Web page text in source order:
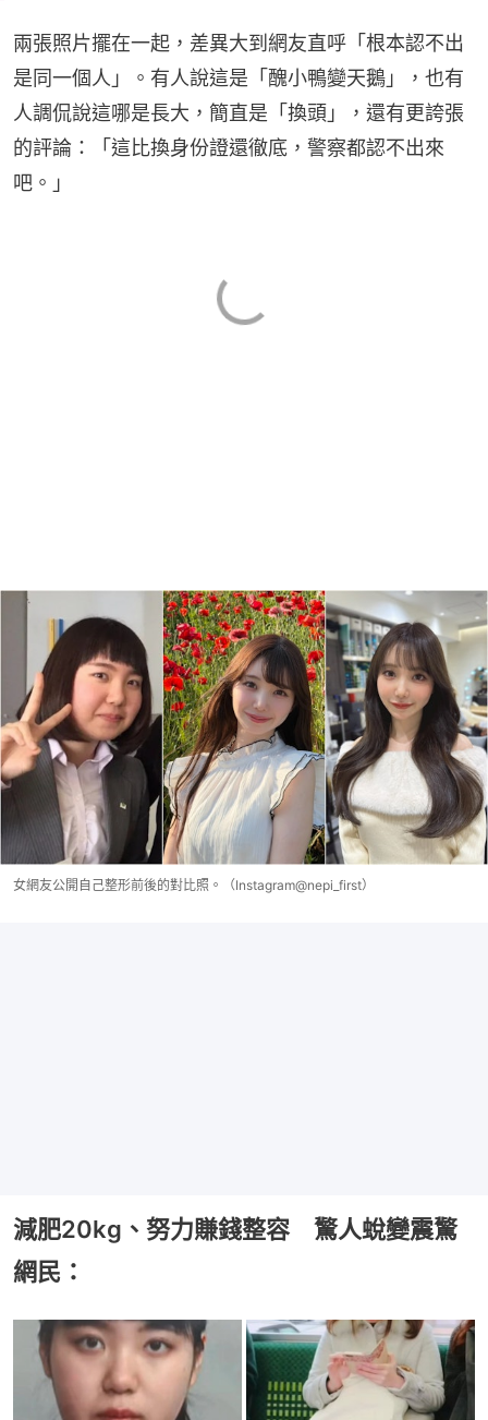
兩張照片擺在一起，差異大到網友直呼「根本認不出
是同一個人」。有人說這是「醜小鴨變天鵝」，也有
人調侃說這哪是長大，簡直是「換頭」，還有更誇張
的評論：「這比換身份證還徹底，警察都認不出來
吧。」
女網友公開自己整形前後的對比照。（Instagram@nepi_first）
減肥20kg、努力賺錢整容 驚人蛻變震驚
網民：